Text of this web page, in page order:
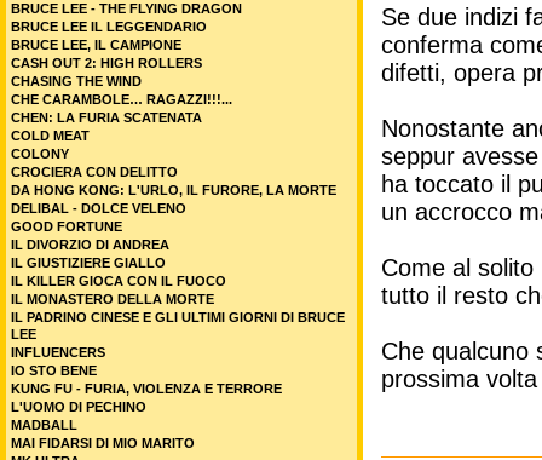
Se due indizi
conferma
difetti, opera
Nonostante
seppur
ha toccato il
un accrocco
Come al
tutto il resto
Che qualcuno
prossima
BRUCE LEE - THE FLYING DRAGON
BRUCE LEE IL LEGGENDARIO
BRUCE LEE, IL CAMPIONE
CASH OUT 2: HIGH ROLLERS
CHASING THE WIND
CHE CARAMBOLE… RAGAZZI!!!...
CHEN: LA FURIA SCATENATA
COLD MEAT
COLONY
CROCIERA CON DELITTO
DA HONG KONG: L'URLO, IL FURORE, LA MORTE
DELIBAL - DOLCE VELENO
GOOD FORTUNE
IL DIVORZIO DI ANDREA
IL GIUSTIZIERE GIALLO
IL KILLER GIOCA CON IL FUOCO
IL MONASTERO DELLA MORTE
IL PADRINO CINESE E GLI ULTIMI GIORNI DI BRUCE
LEE
INFLUENCERS
IO STO BENE
KUNG FU - FURIA, VIOLENZA E TERRORE
L'UOMO DI PECHINO
MADBALL
MAI FIDARSI DI MIO MARITO